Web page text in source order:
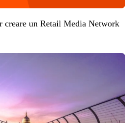
creare un Retail Media Network